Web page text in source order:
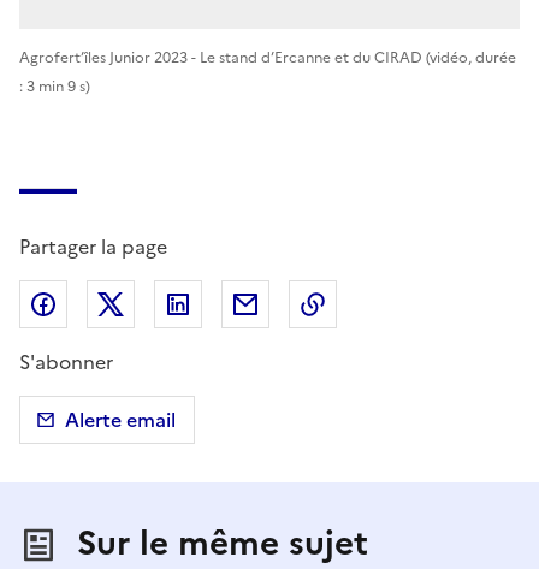
Agrofert’îles Junior 2023 - Le stand d’Ercanne et du CIRAD (vidéo, durée
: 3 min 9 s)
Partager la page
Partager sur Facebook
Partager sur X (anciennement Twitter)
Partager sur LinkedIn
Partager par email
S'abonner
Alerte email
Sur le même sujet